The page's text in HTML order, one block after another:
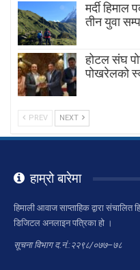
मर्दी हिमाल
तीन युवा
होटल संघ
पोखरेलको
PREV NEXT
हाम्रो बारेमा
हिमाली आवाज साप्ताहिक द्वारा
डिजिटल अनलाइन पत्रिका हो ।
सूचना विभाग द.नं.:२२९८/०७७–७८